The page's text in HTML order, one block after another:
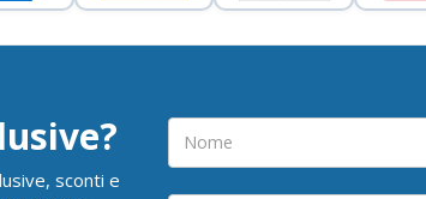
sconti e